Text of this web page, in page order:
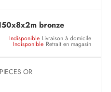
bronze
Indisponible Livraison à domicile
Indisponible Retrait en magasin